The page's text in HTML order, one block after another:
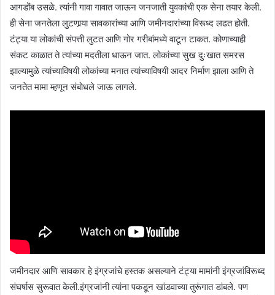
आगडोंब उसळे. त्यांनी गावा गावात जाऊन जनजाती युवकांची एक सेना तयार केली.
ही सेना जनतेला लुटणार्‍या सावकारांच्या आणि जमीनदारांच्या विरूध्द लढत होती.
टंट्या या लोकांची संपत्ती लुटत आणि गोर गरीबांमध्ये वाटून टाकत. कोणाच्याही
संकट काळात ते त्यांच्या मदतीला धाऊन जात. लोकांच्या सुख दुःखात समरस
झाल्यामुळे त्यांच्याविषयी लोकांच्या मनात त्यांच्याविषयी आदर निर्माण झाला आणि ते
जनतेत मामा म्हणून संबोधले जाऊ लागले.
जमीनदार आणि सावकार हे इंग्रजांचे हस्तक असल्याने टंट्या मामांनी इंग्रजांविरूध्द
संघर्षास सुरूवात केली.इंग्रजांनी त्यांना पकडून खांडवाच्या तुरूंगात डांबले. पण